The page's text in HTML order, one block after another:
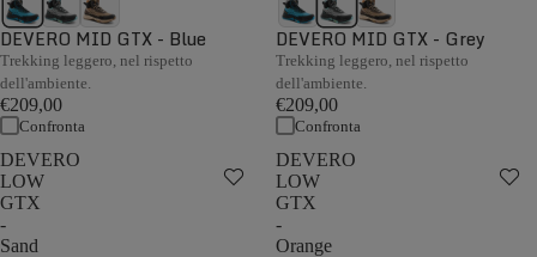
DEVERO MID GTX - Blue
Trekking leggero, nel rispetto
dell'ambiente.
€209,00
Confronta
DEVERO MID GTX - Grey
Trekking leggero, nel rispetto
dell'ambiente.
€209,00
Confronta
DEVERO
LOW
GTX
-
Sand
DEVERO
LOW
GTX
-
Orange